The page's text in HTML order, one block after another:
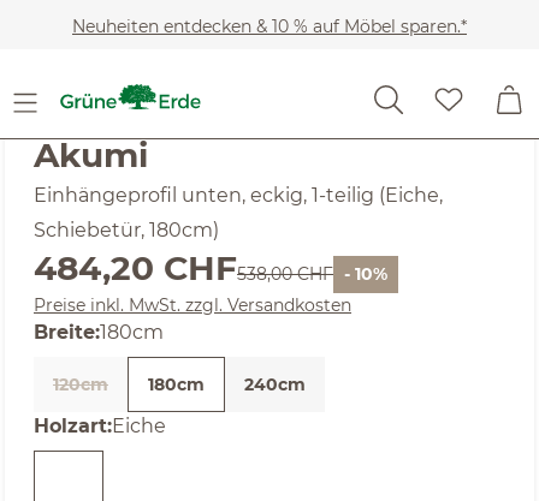
Zum Hauptinhalt springen
Neuheiten entdecken & 10 % auf Möbel sparen.*
Noch keine Bewertungen
Akumi
Einhängeprofil unten, eckig, 1-teilig (Eiche,
Schiebetür, 180cm)
Verkaufspreis:
484,20 CHFRegulärer Preis:
538,00 CHF - 10%
Preise inkl. MwSt. zzgl. Versandkosten
Breiteauswählen
:180cm
120cm 180cm 240cm
Holzartauswählen
:Eiche